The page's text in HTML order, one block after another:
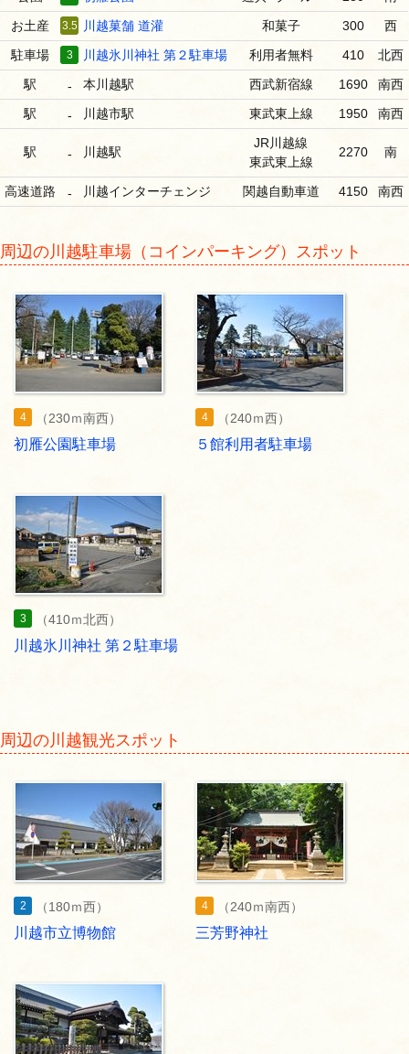
お土産 3.5 川越菓舗 道灌 和菓子 300 西
駐車場 3 川越氷川神社 第２駐車場 利用者無料 410 北西
駅 - 本川越駅 西武新宿線 1690 南西
駅 - 川越市駅 東武東上線 1950 南西
駅 - 川越駅
JR川越線
東武東上線
2270 南
高速道路 - 川越インターチェンジ 関越自動車道 4150 南西
周辺の川越駐車場（コインパーキング）スポット
4 （230ｍ南西）
初雁公園駐車場
4 （240ｍ西）
５館利用者駐車場
3 （410ｍ北西）
川越氷川神社 第２駐車場
周辺の川越観光スポット
2 （180ｍ西）
川越市立博物館
4 （240ｍ南西）
三芳野神社